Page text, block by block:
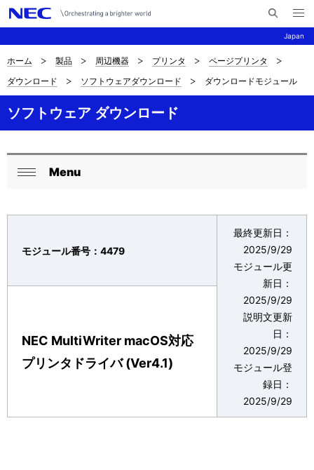
Japan
イ
検
メ
ニ
ュ
く
ナ
ビ
ゲ
ー
シ
サ
イ
ト
の
在
ホーム 製品 周辺機器 プリンタ
ページプリンタ
ダウンロード
ソフトウェアダウンロード ダウンロードモジュール
ソフトウェア ダウンロード
ロ
ナ
Menu
モジュール番号：4479
最終更新日：
2025/9/29
モジュール更
新日：
2025/9/29
説明文更新
日：
2025/9/29
モジュール登
録日：
2025/9/29
NEC MultiWriter macOS対応
プリンタドライバ (Ver4.1)